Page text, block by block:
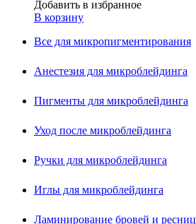
Добавить в избранное
В корзину
Все для микропигментирования
Анестезия для микроблейдинга
Пигменты для микроблейдинга
Уход после микроблейдинга
Ручки для микроблейдинга
Иглы для микроблейдинга
Ламинирование бровей и ресниц